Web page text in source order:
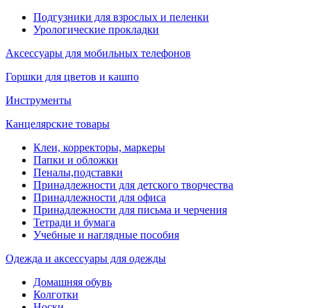
Подгузники для взрослых и пеленки
Урологические прокладки
Аксессуары для мобильных телефонов
Горшки для цветов и кашпо
Инструменты
Канцелярские товары
Клеи, корректоры, маркеры
Папки и обложки
Пеналы,подставки
Принадлежности для детского творчества
Принадлежности для офиса
Принадлежности для письма и черчения
Тетради и бумага
Учебные и наглядные пособия
Одежда и аксессуары для одежды
Домашняя обувь
Колготки